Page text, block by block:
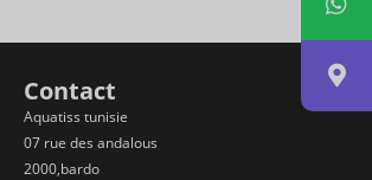
Contact
Aquatiss tunisie
07 rue des andalous
2000,bardo